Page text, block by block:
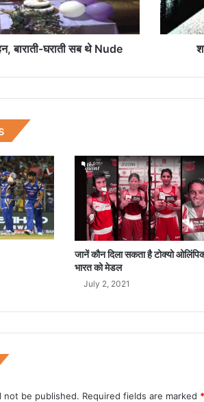
बाराती-घराती सब थे Nude
न्टों
प
ह
आ
ग
रे
प
जानें कौन दिला सकता है टोक्यो
भारत को मेडल
July 2, 2021
not be published. Required fields are marked *